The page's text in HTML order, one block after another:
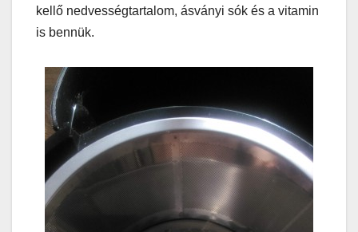
kellő nedvességtartalom, ásványi sók és a vitamin
is bennük.